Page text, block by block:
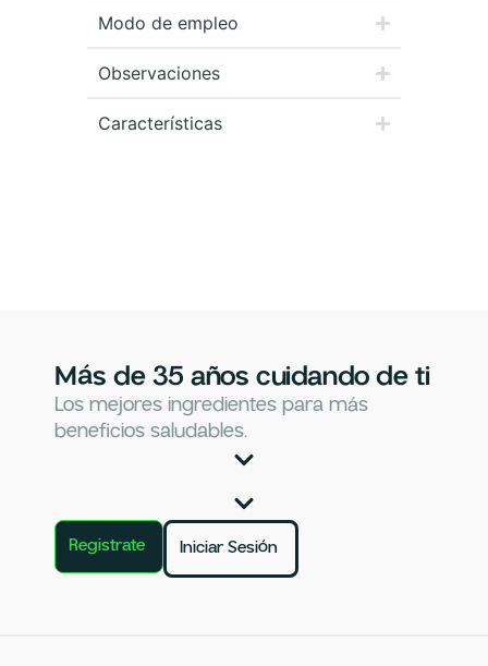
Modo de empleo
Observaciones
Características
Más de 35 años cuidando de ti
Los mejores ingredientes para más
beneficios saludables.
Registrate Iniciar Sesión